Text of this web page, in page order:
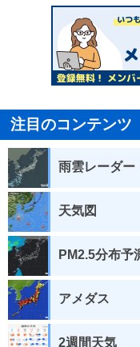
注目のコンテンツ
雨雲レーダー
天気図
PM2.5分布予
アメダス
2週間天気